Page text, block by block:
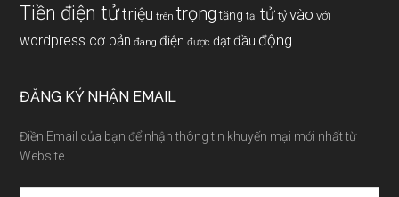
Tiền điện tửtriệu trên trọng tăng tại tử tỷ vào với
wordpress cơ bản đang điện được đạtđầu động
ĐĂNG KÝ NHẬN EMAIL
Điền Email của bạn để nhận thông tin khuyến mại mới nhất từ
Website